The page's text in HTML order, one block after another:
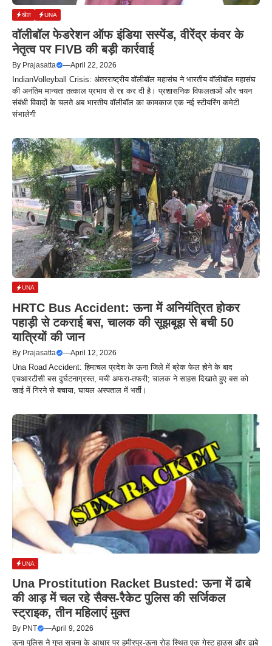
खेल UNA
वॉलीबॉल फेडरेशन ऑफ इंडिया सस्पेंड, वीरेंद्र कंवर के
नेतृत्व पर FIVB की बड़ी कार्रवाई
By Prajasatta —April 22, 2026
IndianVolleyball Crisis: अंतरराष्ट्रीय वॉलीबॉल महासंघ ने भारतीय वॉलीबॉल महासंघ
की अनंतिम मान्यता तत्काल प्रभाव से रद्द कर दी है। प्रशासनिक विफलताओं और चयन
संबंधी विवादों के चलते अब भारतीय वॉलीबॉल का कामकाज एक नई स्टीयरिंग कमेटी
संभालेगी
UNA
HRTC Bus Accident: ऊना में अनियंत्रित होकर
पहाड़ी से टकराई बस, चालक की सूझबूझ से बची 50
यात्रियों की जान
By Prajasatta —April 12, 2026
Una Road Accident: हिमाचल प्रदेश के ऊना जिले में ब्रेक फेल होने के बाद
एचआरटीसी बस दुर्घटनाग्रस्त, मची अफरा-तफरी; चालक ने साहस दिखाते हुए बस को
खाई में गिरने से बचाया, घायल अस्पताल में भर्ती।
UNA
Una Prostitution Racket Busted: ऊना में ढाबे
की आड़ में चल रहे सैक्स-रैकेट पुलिस की सर्जिकल
स्ट्राइक, तीन महिलाएं मुक्त
By PNT —April 9, 2026
ऊना पुलिस ने गुप्त सूचना के आधार पर हमीरपुर-ऊना रोड स्थित एक गेस्ट हाउस और ढाबे